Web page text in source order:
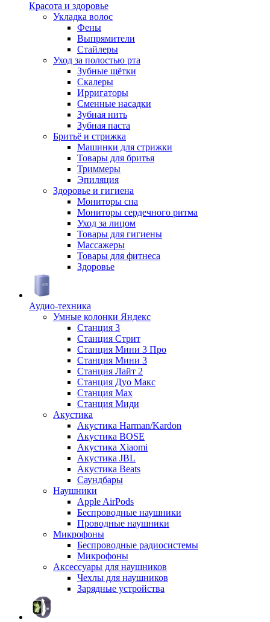
Красота и здоровье
Укладка волос
Фены
Выпрямители
Стайлеры
Уход за полостью рта
Зубные щётки
Скалеры
Ирригаторы
Сменные насадки
Зубная нить
Зубная паста
Бритьё и стрижка
Машинки для стрижки
Товары для бритья
Триммеры
Эпиляция
Здоровье и гигиена
Мониторы сна
Мониторы сердечного ритма
Уход за лицом
Товары для гигиены
Массажеры
Товары для фитнеса
Здоровье
Аудио-техника
Умные колонки Яндекс
Станция 3
Станция Стрит
Станция Мини 3 Про
Станция Мини 3
Станция Лайт 2
Станция Дуо Макс
Станция Max
Станция Миди
Акустика
Акустика Harman/Kardon
Акустика BOSE
Акустика Xiaomi
Акустика JBL
Акустика Beats
Саундбары
Наушники
Apple AirPods
Беспроводные наушники
Проводные наушники
Микрофоны
Беспроводные радиосистемы
Микрофоны
Аксессуары для наушников
Чехлы для наушников
Зарядные устройства